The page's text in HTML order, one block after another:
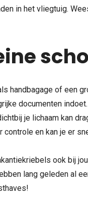
in het vliegtuig.
handbagage of een
documenten
je lichaam kan
controle en kan je er
ook bij
lang geleden al